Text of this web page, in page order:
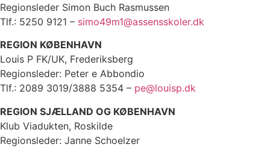
Regionsleder Simon Buch Rasmussen
Tlf.: 5250 9121 – simo49m1@assensskoler.dk
REGION KØBENHAVN
Louis P FK/UK, Frederiksberg
Regionsleder: Peter e Abbondio
Tlf.: 2089 3019/3888 5354 – pe@louisp.dk
REGION SJÆLLAND OG KØBENHAVN
Klub Viadukten, Roskilde
Regionsleder: Janne Schoelzer